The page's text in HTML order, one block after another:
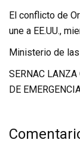
El conflicto de
une a EE.UU.,
Ministerio de las
SERNAC
DE